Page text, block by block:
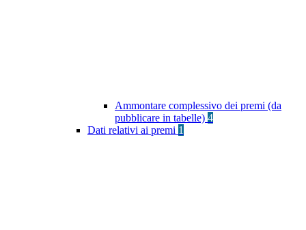
Ammontare complessivo dei premi (da
pubblicare in tabelle) 4
Dati relativi ai premi 1